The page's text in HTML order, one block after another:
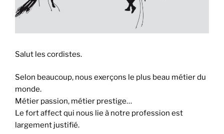
Salut les cordistes.
Selon beaucoup, nous exerçons le plus beau métier du
monde.
Métier passion, métier prestige…
Le fort affect qui nous lie à notre profession est
largement justifié.